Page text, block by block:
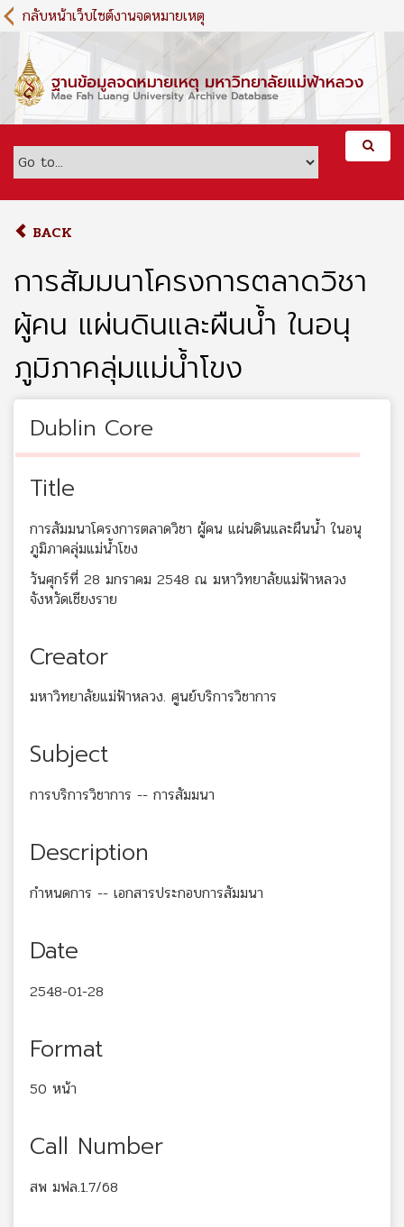
S
k
m
c
กลับหน้าเว็บไซต์งานจดหมายเหตุ
BACK
การสัมมนาโครงการตลาดวิชา
ผู้คน แผ่นดินและผืนน้ำ ในอนุ
ภูมิภาคลุ่มแม่น้ำโขง
Dublin Core
Title
การสัมมนาโครงการตลาดวิชา ผู้คน แผ่นดินและผืนน้ำ ในอนุ
ภูมิภาคลุ่มแม่น้ำโขง
วันศุกร์ที่ 28 มกราคม 2548 ณ มหาวิทยาลัยแม่ฟ้าหลวง
จังหวัดเชียงราย
Creator
มหาวิทยาลัยแม่ฟ้าหลวง. ศูนย์บริการวิชาการ
Subject
การบริการวิชาการ -- การสัมมนา
Description
กำหนดการ -- เอกสารประกอบการสัมมนา
Date
2548-01-28
Format
50 หน้า
Call Number
สพ มฟล.1.7/68